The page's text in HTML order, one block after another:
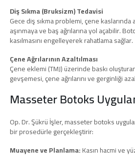
Diş Sıkma (Bruksizm) Tedavisi
Gece diş sıkma problemi, çene kaslarında
aşınmaya ve baş ağrılarına yol açabilir.
kasılmasını engelleyerek rahatlama sağlar.
Çene Ağrılarının Azaltılması
Çene eklemi (TMJ) üzerinde baskı
gevşemesi, çene ağrılarını ve gerginliği
Masseter Botoks
Op. Dr. Şükrü İşler, masseter botoks
bir prosedürle gerçekleştirir:
Muayene ve Planlama:Kasın hacmi ve